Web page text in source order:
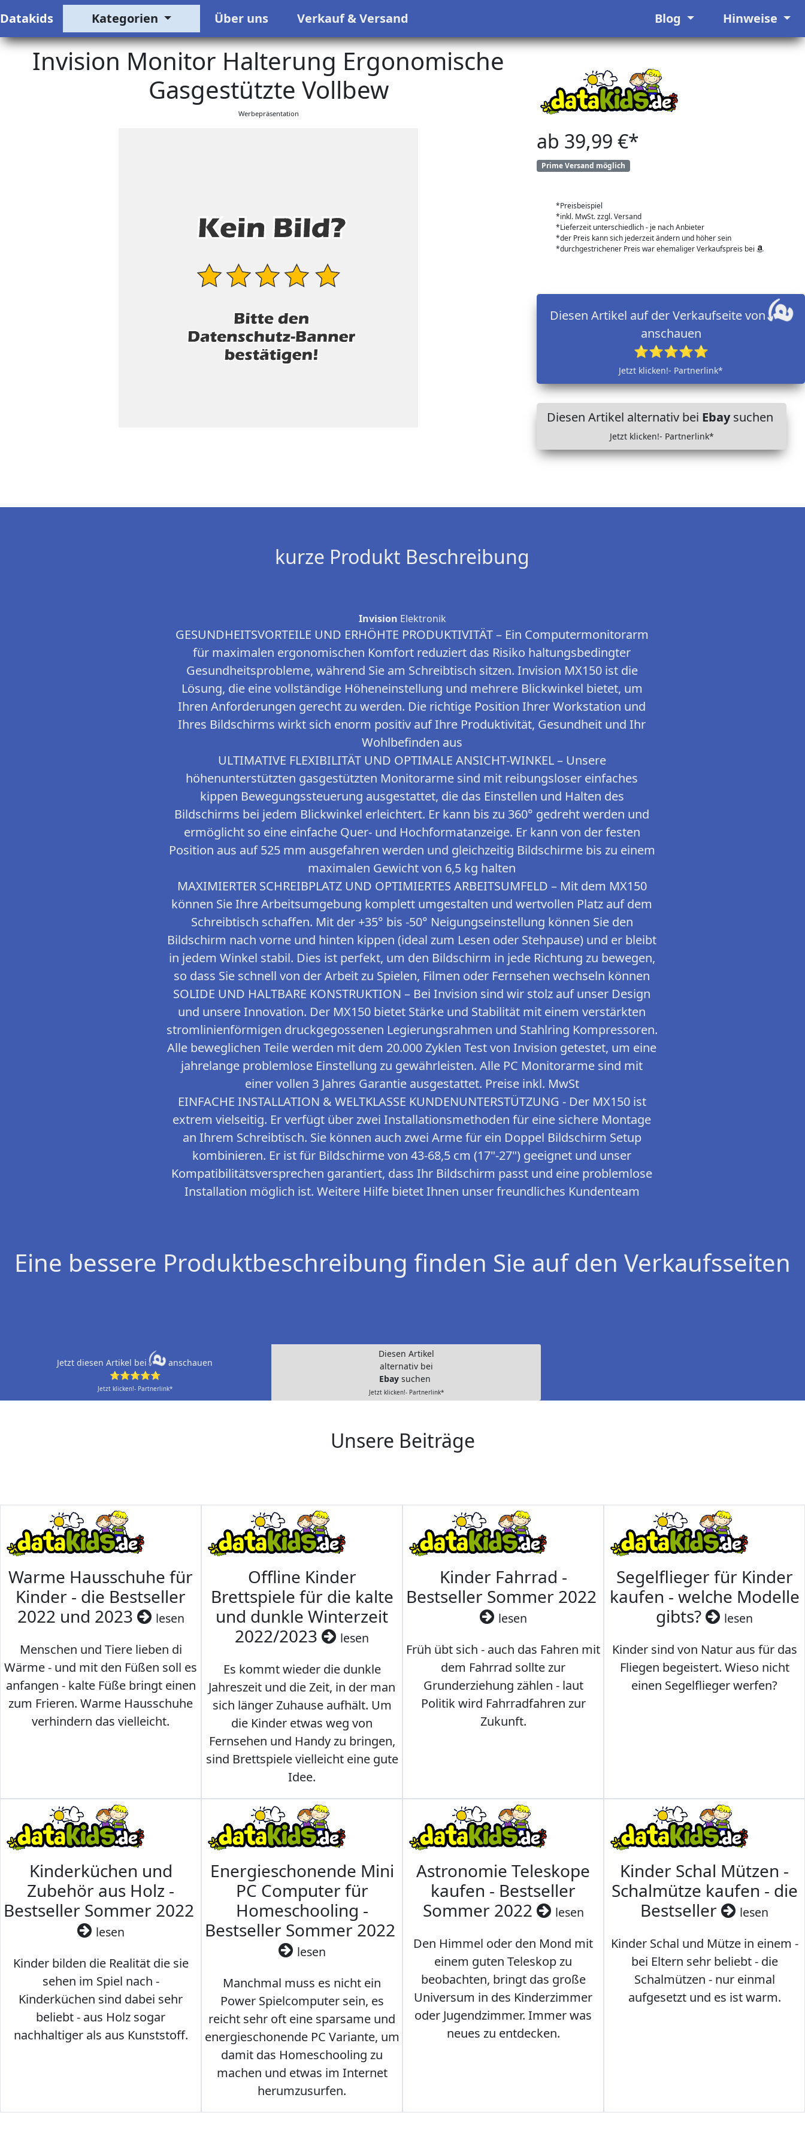
Datakids Kategorien Über uns Verkauf & Versand Blog Hinweise
Invision Monitor Halterung Ergonomische
Gasgestützte Vollbew
Werbepräsentation
ab 39,99 €*
Prime Versand möglich
*Preisbeispiel
*inkl. MwSt. zzgl. Versand
*Lieferzeit unterschiedlich - je nach Anbieter
*der Preis kann sich jederzeit ändern und höher sein
*durchgestrichener Preis war ehemaliger Verkaufspreis bei
Diesen Artikel auf der Verkaufseite von
anschauen
⭐⭐⭐⭐⭐
Jetzt klicken!- Partnerlink*
Diesen Artikel alternativ bei Ebaysuchen
Jetzt klicken!- Partnerlink*
kurze Produkt Beschreibung
Invision Elektronik
GESUNDHEITSVORTEILE UND ERHÖHTE PRODUKTIVITÄT – Ein Computermonitorarm
für maximalen ergonomischen Komfort reduziert das Risiko haltungsbedingter
Gesundheitsprobleme, während Sie am Schreibtisch sitzen. Invision MX150 ist die
Lösung, die eine vollständige Höheneinstellung und mehrere Blickwinkel bietet, um
Ihren Anforderungen gerecht zu werden. Die richtige Position Ihrer Workstation und
Ihres Bildschirms wirkt sich enorm positiv auf Ihre Produktivität, Gesundheit und Ihr
Wohlbefinden aus
ULTIMATIVE FLEXIBILITÄT UND OPTIMALE ANSICHT-WINKEL – Unsere
höhenunterstützten gasgestützten Monitorarme sind mit reibungsloser einfaches
kippen Bewegungssteuerung ausgestattet, die das Einstellen und Halten des
Bildschirms bei jedem Blickwinkel erleichtert. Er kann bis zu 360° gedreht werden und
ermöglicht so eine einfache Quer- und Hochformatanzeige. Er kann von der festen
Position aus auf 525 mm ausgefahren werden und gleichzeitig Bildschirme bis zu einem
maximalen Gewicht von 6,5 kg halten
MAXIMIERTER SCHREIBPLATZ UND OPTIMIERTES ARBEITSUMFELD – Mit dem MX150
können Sie Ihre Arbeitsumgebung komplett umgestalten und wertvollen Platz auf dem
Schreibtisch schaffen. Mit der +35° bis -50° Neigungseinstellung können Sie den
Bildschirm nach vorne und hinten kippen (ideal zum Lesen oder Stehpause) und er bleibt
in jedem Winkel stabil. Dies ist perfekt, um den Bildschirm in jede Richtung zu bewegen,
so dass Sie schnell von der Arbeit zu Spielen, Filmen oder Fernsehen wechseln können
SOLIDE UND HALTBARE KONSTRUKTION – Bei Invision sind wir stolz auf unser Design
und unsere Innovation. Der MX150 bietet Stärke und Stabilität mit einem verstärkten
stromlinienförmigen druckgegossenen Legierungsrahmen und Stahlring Kompressoren.
Alle beweglichen Teile werden mit dem 20.000 Zyklen Test von Invision getestet, um eine
jahrelange problemlose Einstellung zu gewährleisten. Alle PC Monitorarme sind mit
einer vollen 3 Jahres Garantie ausgestattet. Preise inkl. MwSt
EINFACHE INSTALLATION & WELTKLASSE KUNDENUNTERSTÜTZUNG - Der MX150 ist
extrem vielseitig. Er verfügt über zwei Installationsmethoden für eine sichere Montage
an Ihrem Schreibtisch. Sie können auch zwei Arme für ein Doppel Bildschirm Setup
kombinieren. Er ist für Bildschirme von 43-68,5 cm (17"-27") geeignet und unser
Kompatibilitätsversprechen garantiert, dass Ihr Bildschirm passt und eine problemlose
Installation möglich ist. Weitere Hilfe bietet Ihnen unser freundliches Kundenteam
Eine bessere Produktbeschreibung finden Sie auf den Verkaufsseiten
Jetzt diesen Artikel bei
anschauen
⭐⭐⭐⭐⭐
Jetzt klicken!- Partnerlink*
Diesen Artikel
alternativ bei
Ebay suchen
Jetzt klicken!- Partnerlink*
Unsere Beiträge
Warme Hausschuhe für
Kinder - die Bestseller
2022 und 2023
lesen
Menschen und Tiere lieben di
Wärme - und mit den Füßen soll es
anfangen - kalte Füße bringt einen
zum Frieren. Warme Hausschuhe
verhindern das vielleicht.
Offline Kinder
Brettspiele für die kalte
und dunkle Winterzeit
2022/2023
lesen
Es kommt wieder die dunkle
Jahreszeit und die Zeit, in der man
sich länger Zuhause aufhält. Um
die Kinder etwas weg von
Fernsehen und Handy zu bringen,
sind Brettspiele vielleicht eine gute
Idee.
Kinder Fahrrad -
Bestseller Sommer 2022
lesen
Früh übt sich - auch das Fahren mit
dem Fahrrad sollte zur
Grunderziehung zählen - laut
Politik wird Fahrradfahren zur
Zukunft.
Segelflieger für Kinder
kaufen - welche Modelle
gibts?
lesen
Kinder sind von Natur aus für das
Fliegen begeistert. Wieso nicht
einen Segelflieger werfen?
Kinderküchen und
Zubehör aus Holz -
Bestseller Sommer 2022
lesen
Kinder bilden die Realität die sie
sehen im Spiel nach -
Kinderküchen sind dabei sehr
beliebt - aus Holz sogar
nachhaltiger als aus Kunststoff.
Energieschonende Mini
PC Computer für
Homeschooling -
Bestseller Sommer 2022
lesen
Manchmal muss es nicht ein
Power Spielcomputer sein, es
reicht sehr oft eine sparsame und
energieschonende PC Variante, um
damit das Homeschooling zu
machen und etwas im Internet
herumzusurfen.
Astronomie Teleskope
kaufen - Bestseller
Sommer 2022
lesen
Den Himmel oder den Mond mit
einem guten Teleskop zu
beobachten, bringt das große
Universum in des Kinderzimmer
oder Jugendzimmer. Immer was
neues zu entdecken.
Kinder Schal Mützen -
Schalmütze kaufen - die
Bestseller
lesen
Kinder Schal und Mütze in einem -
bei Eltern sehr beliebt - die
Schalmützen - nur einmal
aufgesetzt und es ist warm.